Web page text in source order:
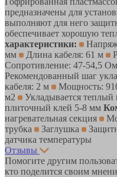
предназначены для
выполняют для него
обеспечивает хорошую
характеристики:
мм
Длина кабеля: 61 м
Сопротивление: 47-54,5 Ом
Рекомендованный шаг
кабеля: 2 м
Мощность:
м2
Укладывается
плиточный клей 5-8 мм
нагревательная секция
трубка
Заглушка
датчика температуры
Отзывы
Помогите другим
кто поделится своим